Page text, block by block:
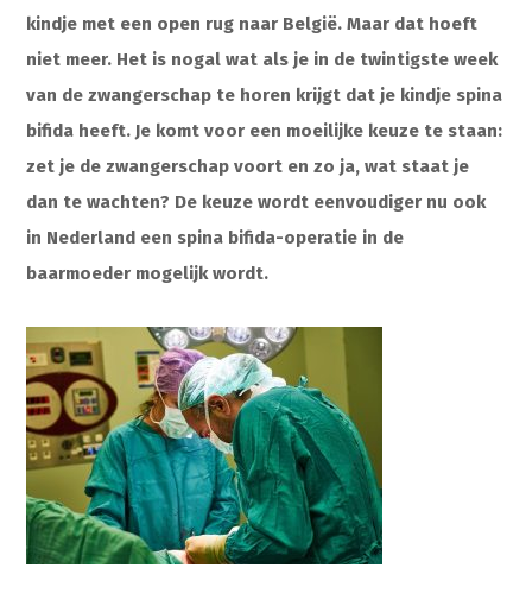
kindje met een open rug naar België. Maar dat hoeft
niet meer. Het is nogal wat als je in de twintigste week
van de zwangerschap te horen krijgt dat je kindje spina
bifida heeft. Je komt voor een moeilijke keuze te staan:
zet je de zwangerschap voort en zo ja, wat staat je
dan te wachten? De keuze wordt eenvoudiger nu ook
in Nederland een spina bifida-operatie in de
baarmoeder mogelijk wordt.